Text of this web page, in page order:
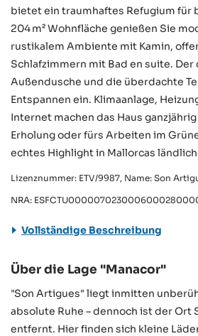
bietet ein traumhaftes Refugium für
204 m² Wohnfläche genießen Sie
rustikalem Ambiente mit Kamin,
Schlafzimmern mit Bad en suite. Der
Außendusche und die überdachte
Entspannen ein. Klimaanlage,
Internet machen das Haus
Erholung oder fürs Arbeiten im
echtes Highlight in Mallorcas
Lizenznummer: ETV/9987, Name: Son
NRA:
Vollständige Beschreibung
Über die Lage "Manacor"
"Son Artigues" liegt inmitten
absolute Ruhe – dennoch ist der Ort
entfernt. Hier finden sich kleine